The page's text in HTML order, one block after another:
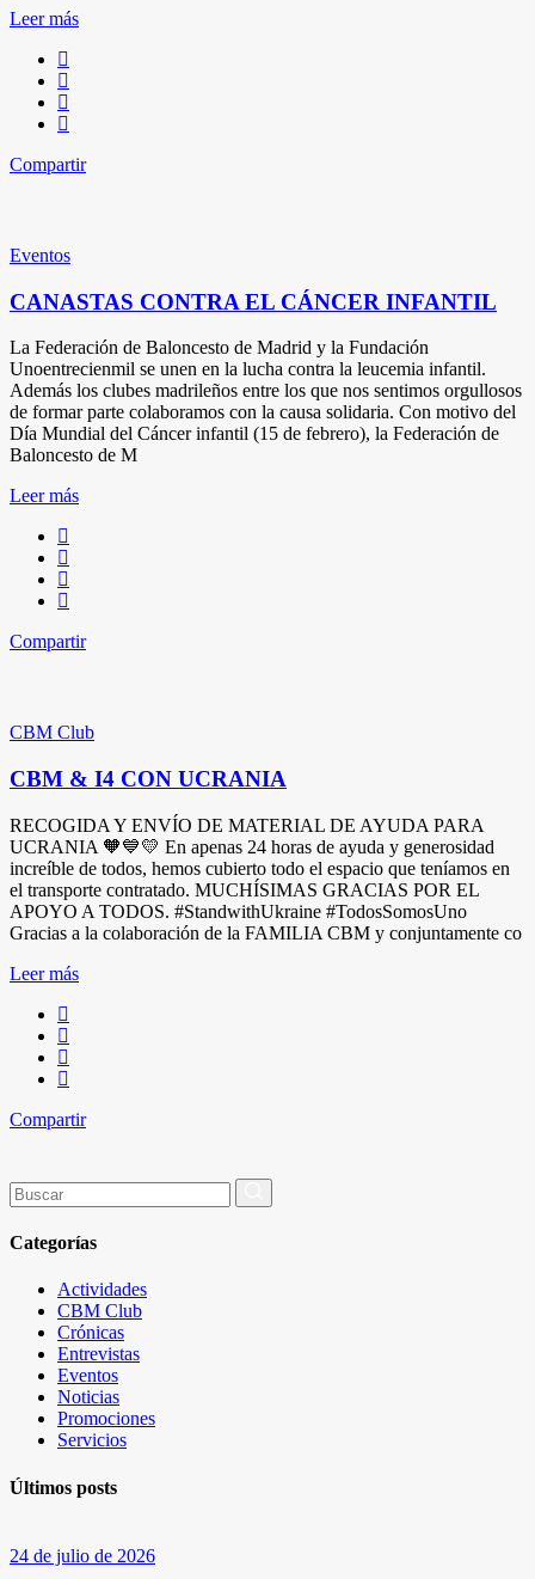
Leer más
Compartir
Eventos
CANASTAS CONTRA EL CÁNCER INFANTIL
La Federación de Baloncesto de Madrid y la Fundación
Unoentrecienmil se unen en la lucha contra la leucemia infantil.
Además los clubes madrileños entre los que nos sentimos orgullosos
de formar parte colaboramos con la causa solidaria. Con motivo del
Día Mundial del Cáncer infantil (15 de febrero), la Federación de
Baloncesto de M
Leer más
Compartir
CBM Club
CBM & I4 CON UCRANIA
RECOGIDA Y ENVÍO DE MATERIAL DE AYUDA PARA
UCRANIA 🧡💙💛 En apenas 24 horas de ayuda y generosidad
increíble de todos, hemos cubierto todo el espacio que teníamos en
el transporte contratado. MUCHÍSIMAS GRACIAS POR EL
APOYO A TODOS. #StandwithUkraine #TodosSomosUno
Gracias a la colaboración de la FAMILIA CBM y conjuntamente co
Leer más
Compartir
Buscar
por:
Categorías
Actividades
CBM Club
Crónicas
Entrevistas
Eventos
Noticias
Promociones
Servicios
Últimos posts
24 de julio de 2026